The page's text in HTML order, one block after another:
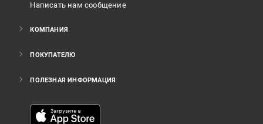
Написать нам сообщение
КОМПАНИЯ
ПОКУПАТЕЛЮ
ПОЛЕЗНАЯ ИНФОРМАЦИЯ